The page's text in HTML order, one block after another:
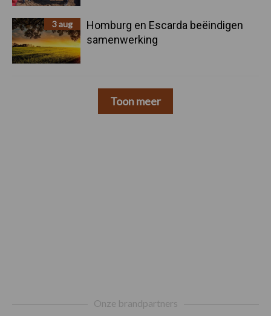
3 aug
Homburg en Escarda beëindigen
samenwerking
Toon meer
Onze brandpartners